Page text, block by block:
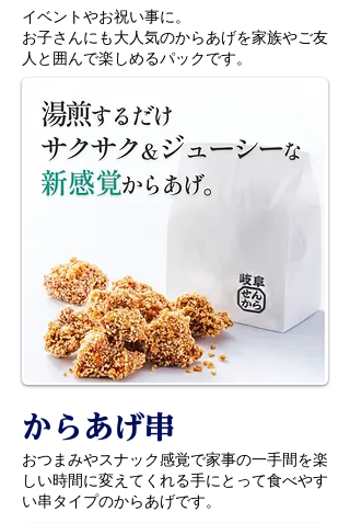
イベントやお祝い事に。
​お子さんにも大人気のからあげを家族やご友
人と囲んで楽しめるパックです。
からあげ串
おつまみやスナック感覚で家事の一手間を楽
しい時間に変えてくれる手にとって食べやす
い串タイプのからあげです。